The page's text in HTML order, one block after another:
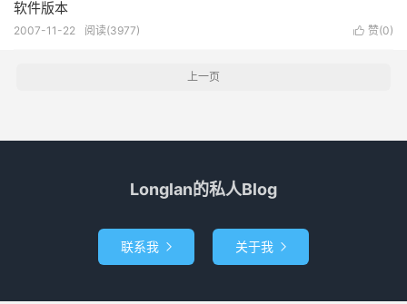
软件版本
 赞(0)
2007-11-22 阅读(3977)
上一页
Longlan的私人Blog
联系我  关于我 